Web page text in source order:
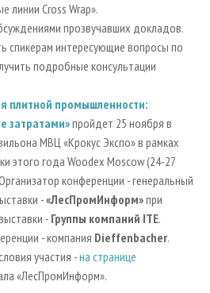
линии Cross Wrap».
прозвучавших докладов.
спикерам интересующие вопросы по
подробные консультации
плитной промышленности:
затратами»пройдет 25 ноября в
МВЦ «Крокус Экспо» в рамках
этого года Woodex Moscow (24-27
конференции - генеральный
-«ЛесПромИнформ»при
-Группы компаний ITE.
- компания Dieffenbacher.
участия -на странице
«ЛесПромИнформ».